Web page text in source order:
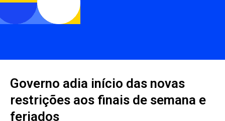
Governo adia início das novas
restrições aos finais de semana e
feriados